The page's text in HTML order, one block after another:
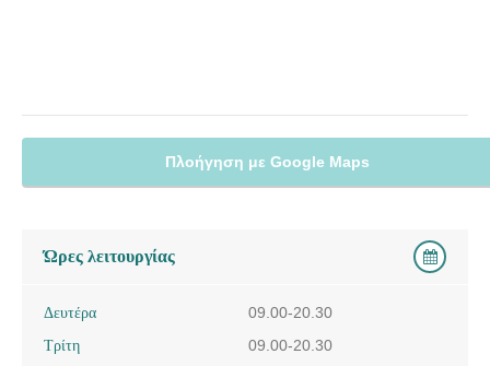
Πλοήγηση με Google Maps
Ώρες λειτουργίας
Δευτέρα
09.00-20.30
Τρίτη
09.00-20.30